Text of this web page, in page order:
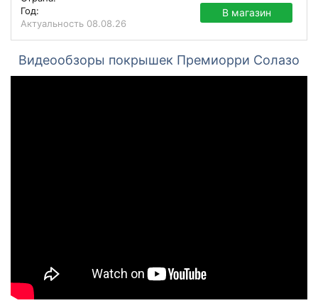
Год:
Актуальность 08.08.26
В магазин
Видеообзоры покрышек Премиорри Солазо